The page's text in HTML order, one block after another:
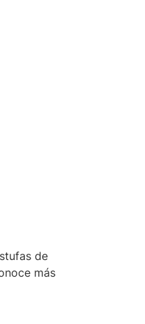
de
más